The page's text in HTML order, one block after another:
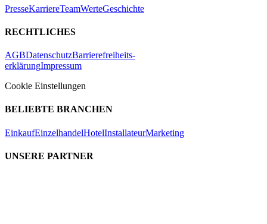
PresseKarriereTeamWerteGeschichte
RECHTLICHES
AGBDatenschutzBarrierefreiheits-
erklärungImpressum
Cookie Einstellungen
BELIEBTE BRANCHEN
EinkaufEinzelhandelHotelInstallateurMarketing
UNSERE PARTNER